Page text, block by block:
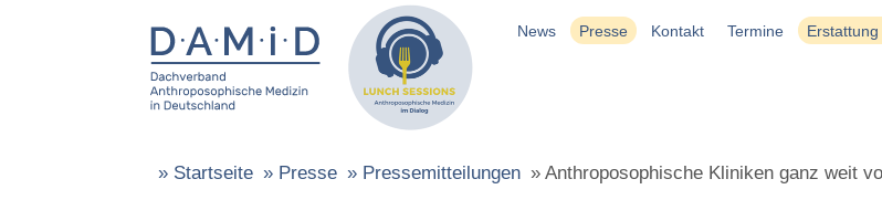
News Presse Kontakt Termine
» Startseite » Presse » Pressemitteilungen » Anthroposophische Kliniken ganz weit